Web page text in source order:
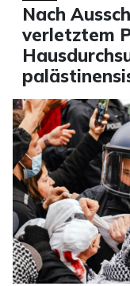
Nach
verletztem